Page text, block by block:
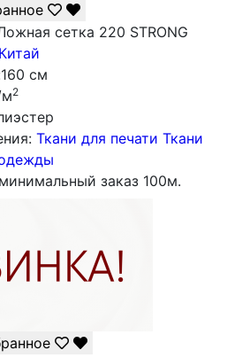
сетка 220 STRONG
Китай
160 см
м2
Ткани для печати Ткани
минимальный заказ 100м.